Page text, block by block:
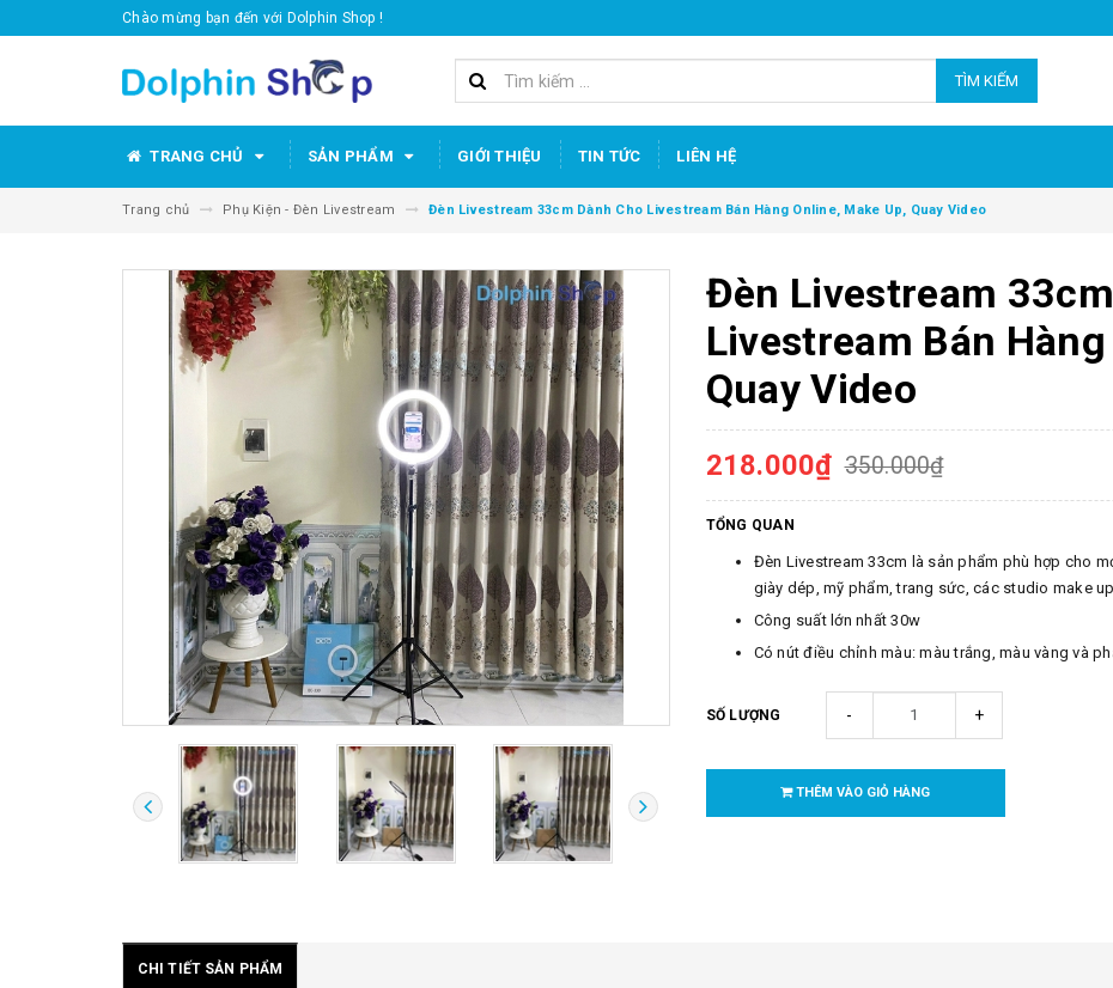
Chào mừng bạn đến với Dolphin Shop !
TÌM KIẾM
TRANG CHỦ SẢN PHẨM GIỚI THIỆU TIN TỨC LIÊN HỆ
Trang chủ Phụ Kiện - Đèn Livestream Đèn Livestream 33cm Dành Cho Livestream Bán Hàng Online, Make Up, Quay Video
Đèn Livestream
Livestream Bán
Quay Video
218.000₫ 350.000₫
TỔNG QUAN
Đèn Livestream 33cm là sản phẩm phù hợp cho
giày dép, mỹ phẩm, trang sức, các studio make
Công suất lớn nhất 30w
Có nút điều chỉnh màu: màu trắng, màu vàng và
SỐ LƯỢNG - +
THÊM VÀO GIỎ HÀNG
CHI TIẾT SẢN PHẨM